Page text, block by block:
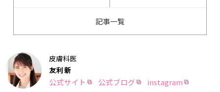
記事一覧
皮膚科医
友利 新
公式サイト 公式ブログ instagram